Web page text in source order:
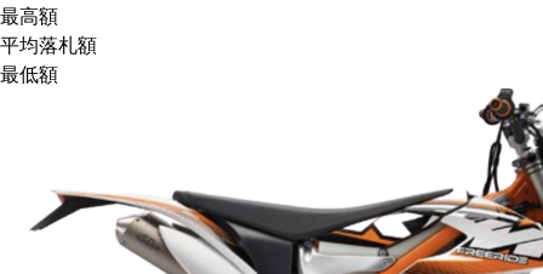
最高額
平均落札額
最低額